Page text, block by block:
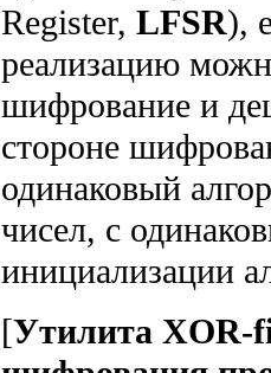
Register, LFSR),
реализацию
шифрование и
стороне
одинаковый
чисел, с
инициализации
[Утилита XOR-